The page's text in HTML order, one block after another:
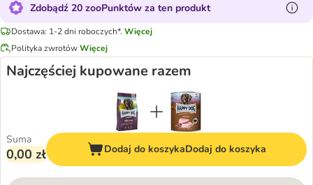
Zdobądź 20 zooPunktów za ten produkt
Dostawa: 1-2 dni roboczych*. Więcej
Polityka zwrotówWięcej
Najczęściej kupowane razem
Suma
0,00 zł Dodaj do koszykaDodaj do koszyka